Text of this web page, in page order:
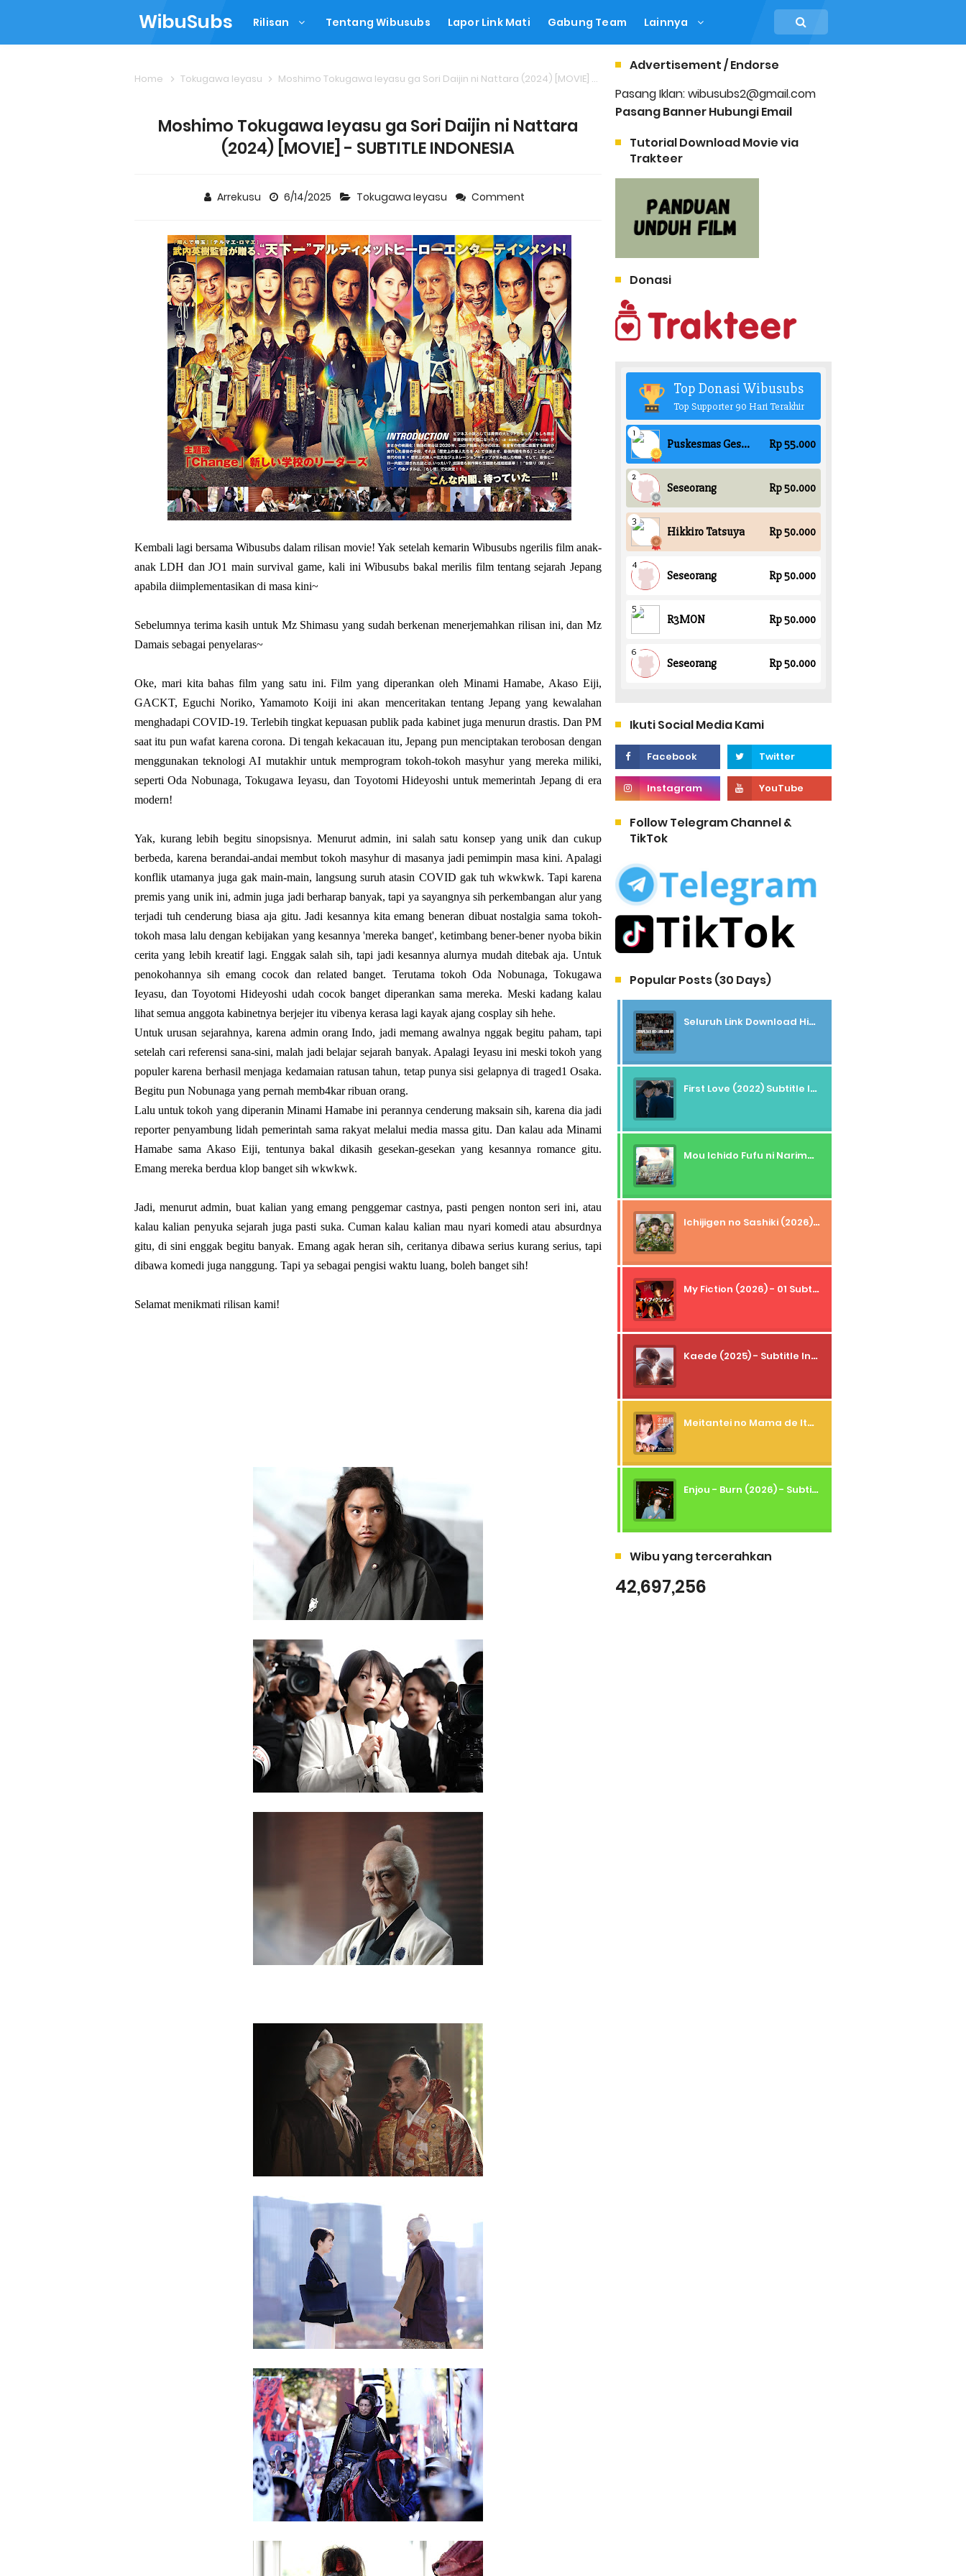
WibuSubs Rilisan Tentang Wibusubs Lapor Link Mati Gabung Team Lainnya
Home Tokugawa Ieyasu Moshimo Tokugawa Ieyasu ga Sori Daijin ni Nattara (2024) [MOVIE] - SUBTITLE INDONESIA
Moshimo Tokugawa Ieyasu ga Sori Daijin ni Nattara
(2024) [MOVIE] - SUBTITLE INDONESIA
Arrekusu 6/14/2025 Tokugawa Ieyasu Comment
Kembali lagi bersama Wibusubs dalam rilisan movie! Yak setelah kemarin Wibusubs ngerilis film anak-
anak LDH dan JO1 main survival game, kali ini Wibusubs bakal merilis film tentang sejarah Jepang
apabila diimplementasikan di masa kini~
Sebelumnya terima kasih untuk Mz Shimasu yang sudah berkenan menerjemahkan rilisan ini, dan Mz
Damais sebagai penyelaras~
Oke, mari kita bahas film yang satu ini. Film yang diperankan oleh Minami Hamabe, Akaso Eiji,
GACKT, Eguchi Noriko, Yamamoto Koiji ini akan menceritakan tentang Jepang yang kewalahan
menghadapi COVID-19. Terlebih tingkat kepuasan publik pada kabinet juga menurun drastis. Dan PM
saat itu pun wafat karena corona. Di tengah kekacauan itu, Jepang pun menciptakan terobosan dengan
menggunakan teknologi AI mutakhir untuk memprogram tokoh-tokoh masyhur yang mereka miliki,
seperti Oda Nobunaga, Tokugawa Ieyasu, dan Toyotomi Hideyoshi untuk memerintah Jepang di era
modern!
Yak, kurang lebih begitu sinopsisnya. Menurut admin, ini salah satu konsep yang unik dan cukup
berbeda, karena berandai-andai membut tokoh masyhur di masanya jadi pemimpin masa kini. Apalagi
konflik utamanya juga gak main-main, langsung suruh atasin COVID gak tuh wkwkwk. Tapi karena
premis yang unik ini, admin juga jadi berharap banyak, tapi ya sayangnya sih perkembangan alur yang
terjadi tuh cenderung biasa aja gitu. Jadi kesannya kita emang beneran dibuat nostalgia sama tokoh-
tokoh masa lalu dengan kebijakan yang kesannya 'mereka banget', ketimbang bener-bener nyoba bikin
cerita yang lebih kreatif lagi. Enggak salah sih, tapi jadi kesannya alurnya mudah ditebak aja. Untuk
penokohannya sih emang cocok dan related banget. Terutama tokoh Oda Nobunaga, Tokugawa
Ieyasu, dan Toyotomi Hideyoshi udah cocok banget diperankan sama mereka. Meski kadang kalau
lihat semua anggota kabinetnya berjejer itu vibenya kerasa lagi kayak ajang cosplay sih hehe.
Untuk urusan sejarahnya, karena admin orang Indo, jadi memang awalnya nggak begitu paham, tapi
setelah cari referensi sana-sini, malah jadi belajar sejarah banyak. Apalagi Ieyasu ini meski tokoh yang
populer karena berhasil menjaga kedamaian ratusan tahun, tetap punya sisi gelapnya di traged1 Osaka.
Begitu pun Nobunaga yang pernah memb4kar ribuan orang.
Lalu untuk tokoh yang diperanin Minami Hamabe ini perannya cenderung maksain sih, karena dia jadi
reporter penyambung lidah pemerintah sama rakyat melalui media massa gitu. Dan kalau ada Minami
Hamabe sama Akaso Eiji, tentunya bakal dikasih gesekan-gesekan yang kesannya romance gitu.
Emang mereka berdua klop banget sih wkwkwk.
Jadi, menurut admin, buat kalian yang emang penggemar castnya, pasti pengen nonton seri ini, atau
kalau kalian penyuka sejarah juga pasti suka. Cuman kalau kalian mau nyari komedi atau absurdnya
gitu, di sini enggak begitu banyak. Emang agak heran sih, ceritanya dibawa serius kurang serius, tapi
dibawa komedi juga nanggung. Tapi ya sebagai pengisi waktu luang, boleh banget sih!
Selamat menikmati rilisan kami!
Advertisement / Endorse
Pasang Iklan: wibusubs2@gmail.com
Pasang Banner Hubungi Email
Tutorial Download Movie via
Trakteer
Donasi
Ikuti Social Media Kami
Follow Telegram Channel &
TikTok
Popular Posts (30 Days)
Seluruh Link Download High And Low Subtitle Indonesia
First Love (2022) Subtitle Indonesia + Tanpa Iklan + Streaming + 1080p
Mou Ichido Fufu ni Narimasu ka? (2026) - 01 Subtitle Indonesia
Ichijigen no Sashiki (2026) - 01 Subtitle Indonesia
My Fiction (2026) - 01 Subtitle Indonesia
Kaede (2025) - Subtitle Indonesia
Meitantei no Mama de Ite (2026) - 01 Subtitle Indonesia
Enjou - Burn (2026) - Subtitle Indonesia
Wibu yang tercerahkan
42,697,256